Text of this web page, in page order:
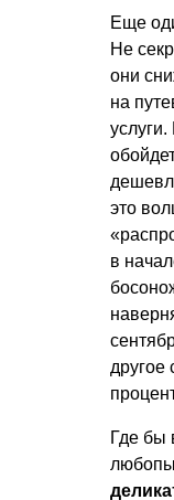
Еще
Не
они
на
это
в
другое
Где бы